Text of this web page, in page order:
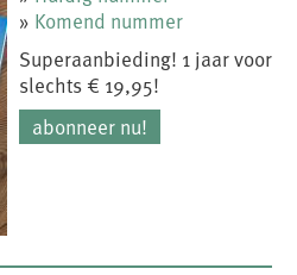
» Komend nummer
Superaanbieding! 1 jaar voor
slechts € 19,95!
abonneer nu!